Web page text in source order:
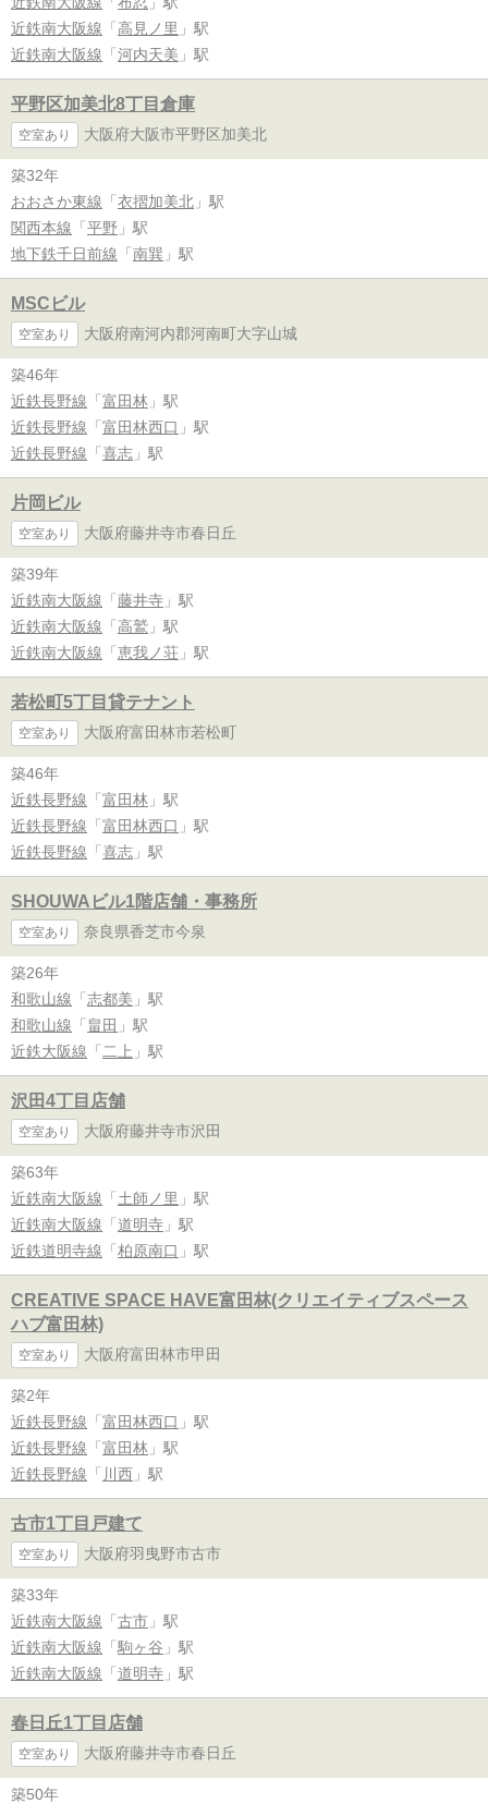
近鉄南大阪線 「 高見ノ里 」駅
近鉄南大阪線 「 河内天美 」駅
平野区加美北8丁目倉庫
空室あり 大阪府大阪市平野区加美北
築32年
おおさか東線 「 衣摺加美北 」駅
関西本線 「 平野 」駅
地下鉄千日前線 「 南巽 」駅
MSCビル
空室あり 大阪府南河内郡河南町大字山城
築46年
近鉄長野線 「 富田林 」駅
近鉄長野線 「 富田林西口 」駅
近鉄長野線 「 喜志 」駅
片岡ビル
空室あり 大阪府藤井寺市春日丘
築39年
近鉄南大阪線 「 藤井寺 」駅
近鉄南大阪線 「 高鷲 」駅
近鉄南大阪線 「 恵我ノ荘 」駅
若松町5丁目貸テナント
空室あり 大阪府富田林市若松町
築46年
近鉄長野線 「 富田林 」駅
近鉄長野線 「 富田林西口 」駅
近鉄長野線 「 喜志 」駅
SHOUWAビル1階店舗・事務所
空室あり 奈良県香芝市今泉
築26年
和歌山線 「 志都美 」駅
和歌山線 「 畠田 」駅
近鉄大阪線 「 二上 」駅
沢田4丁目店舗
空室あり 大阪府藤井寺市沢田
築63年
近鉄南大阪線 「 土師ノ里 」駅
近鉄南大阪線 「 道明寺 」駅
近鉄道明寺線 「 柏原南口 」駅
CREATIVE SPACE HAVE富田林(クリエイティブスペース
ハブ富田林)
空室あり 大阪府富田林市甲田
築2年
近鉄長野線 「 富田林西口 」駅
近鉄長野線 「 富田林 」駅
近鉄長野線 「 川西 」駅
古市1丁目戸建て
空室あり 大阪府羽曳野市古市
築33年
近鉄南大阪線 「 古市 」駅
近鉄南大阪線 「 駒ヶ谷 」駅
近鉄南大阪線 「 道明寺 」駅
春日丘1丁目店舗
空室あり 大阪府藤井寺市春日丘
築50年